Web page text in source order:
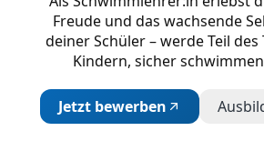
Freude und das wachsende
deiner Schüler – werde Teil
Kindern, sicher
Jetzt bewerben